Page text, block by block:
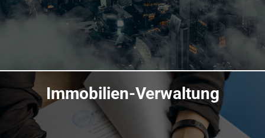
ÜbersichtImmobilien-Verwaltung